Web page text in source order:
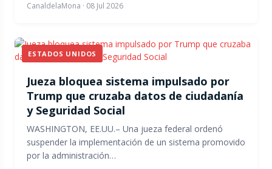
CanaldelaMona · 08 Jul 2026
ESTADOS UNIDOS
Jueza bloquea sistema impulsado por
Trump que cruzaba datos de ciudadanía
y Seguridad Social
WASHINGTON, EE.UU.– Una jueza federal ordenó
suspender la implementación de un sistema promovido
por la administración…